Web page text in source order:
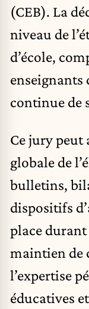
(CEB). La
niveau de
d’école,
enseignants
continue de
Ce jury peut
globale de
bulletins,
dispositifs
place durant
maintien de
l’expertise
éducatives